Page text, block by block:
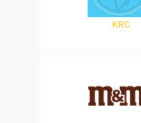
KRC